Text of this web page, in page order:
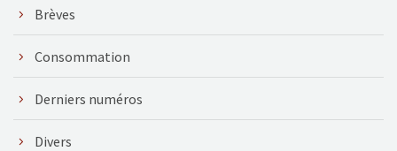
Brèves
Consommation
Derniers numéros
Divers